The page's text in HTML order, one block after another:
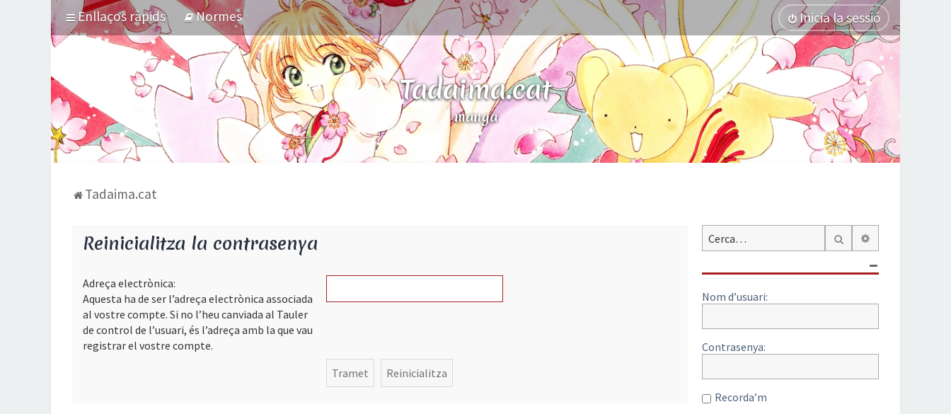
Enllaços ràpids Normes Inicia la sessió
Tadaima.cat
manga
Tadaima.cat
Reinicialitza la contrasenya
Adreça electrònica:
Aquesta ha de ser l’adreça electrònica associada
al vostre compte. Si no l’heu canviada al Tauler
de control de l’usuari, és l’adreça amb la que vau
registrar el vostre compte.
Cerca
Nom d’usuari:
Contrasenya:
Recorda’m